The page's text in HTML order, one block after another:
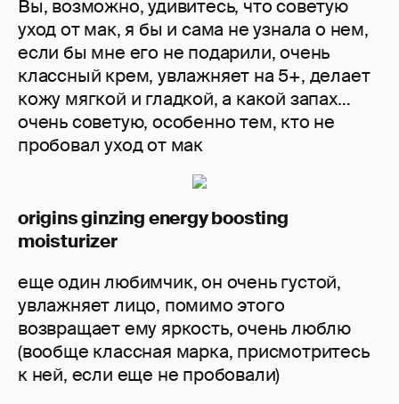
Вы, возможно, удивитесь, что советую
уход от мак, я бы и сама не узнала о нем,
если бы мне его не подарили, очень
классный крем, увлажняет на 5+, делает
кожу мягкой и гладкой, а какой запах…
очень советую, особенно тем, кто не
пробовал уход от мак
origins ginzing energy boosting
moisturizer
еще один любимчик, он очень густой,
увлажняет лицо, помимо этого
возвращает ему яркость, очень люблю
(вообще классная марка, присмотритесь
к ней, если еще не пробовали)